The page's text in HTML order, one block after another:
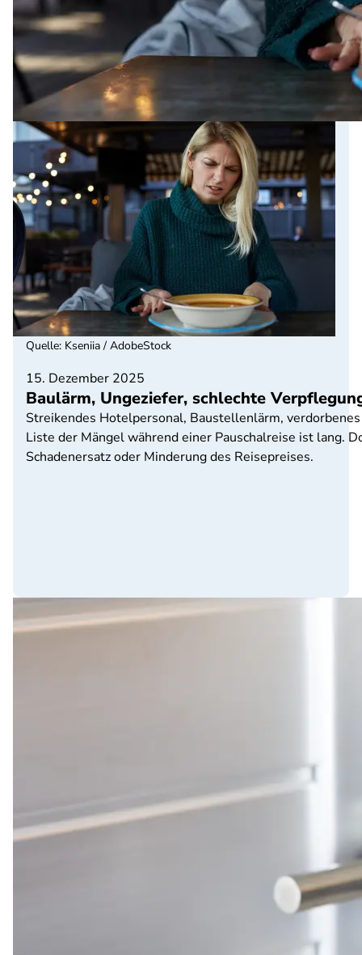
15. Dezember 2025
Baulärm, Ungeziefer, schlechte
Streikendes Hotelpersonal, Baustellenlärm,
Liste der Mängel während einer Pauschalreise ist lang.
Schadenersatz oder Minderung des Reisepreises.
Quelle: Kseniia / AdobeStock